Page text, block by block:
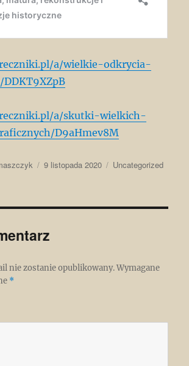
a/wielkie-odkrycia-
a/skutki-wielkich-
D9aHmev8M
Data
9 listopada 2020 Kategorie
Uncategorized
nie zostanie opublikowany. Wymagane
*